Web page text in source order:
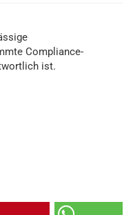
Compliance-
ist.